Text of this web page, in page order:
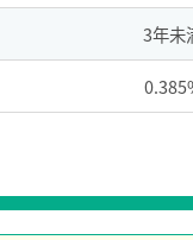
3年未